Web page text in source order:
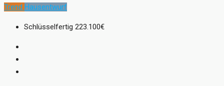
Trend Hausentwurf
Schlüsselfertig 223.100€